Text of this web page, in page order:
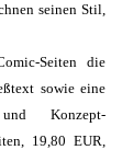
seinen Stil,
Seiten die
sowie eine
Konzept-
19,80 EUR,